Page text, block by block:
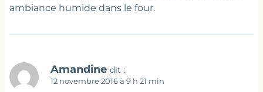
ambiance humide dans le four.
Amandine dit :
12 novembre 2016 à 9 h 21 min